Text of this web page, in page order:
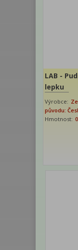
LAB -
lepku
Výrobce:
původu:
Hmotnost: